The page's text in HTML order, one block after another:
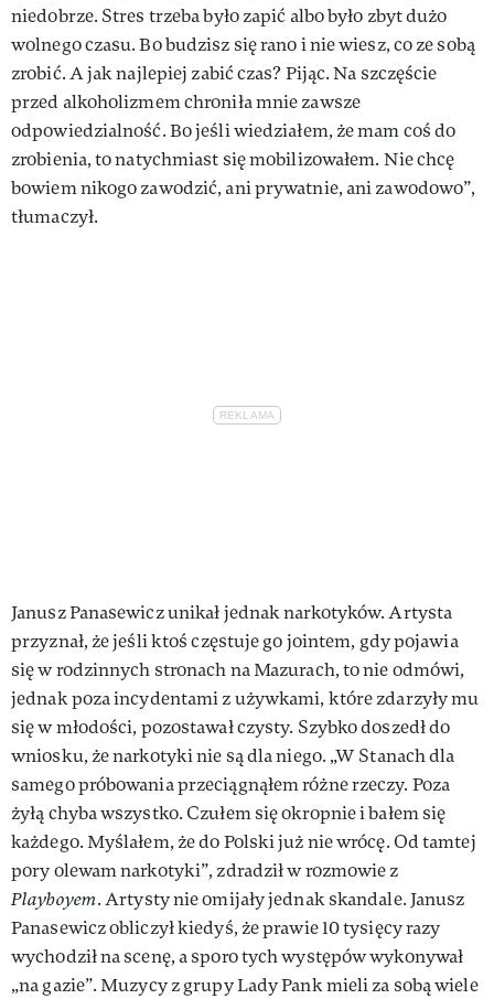
niedobrze. Stres trzeba było zapić albo było zbyt dużo
wolnego czasu. Bo budzisz się rano i nie wiesz, co ze sobą
zrobić. A jak najlepiej zabić czas? Pijąc. Na szczęście
przed alkoholizmem chroniła mnie zawsze
odpowiedzialność. Bo jeśli wiedziałem, że mam coś do
zrobienia, to natychmiast się mobilizowałem. Nie chcę
bowiem nikogo zawodzić, ani prywatnie, ani zawodowo”,
tłumaczył.
Janusz Panasewicz unikał jednak narkotyków. Artysta
przyznał, że jeśli ktoś częstuje go jointem, gdy pojawia
się w rodzinnych stronach na Mazurach, to nie odmówi,
jednak poza incydentami z używkami, które zdarzyły mu
się w młodości, pozostawał czysty. Szybko doszedł do
wniosku, że narkotyki nie są dla niego. „W Stanach dla
samego próbowania przeciągnąłem różne rzeczy. Poza
żyłą chyba wszystko. Czułem się okropnie i bałem się
każdego. Myślałem, że do Polski już nie wrócę. Od tamtej
pory olewam narkotyki”, zdradził w rozmowie z
Playboyem. Artysty nie omijały jednak skandale. Janusz
Panasewicz obliczył kiedyś, że prawie 10 tysięcy razy
wychodził na scenę, a sporo tych występów wykonywał
„na gazie”. Muzycy z grupy Lady Pank mieli za sobą wiele